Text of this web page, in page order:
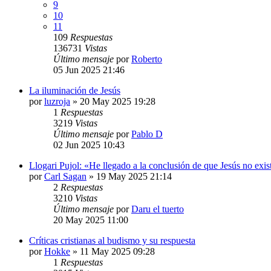
9
10
11
109 Respuestas
136731 Vistas
Último mensaje porRoberto
05 Jun 2025 21:46
La iluminación de Jesús
porluzroja » 20 May 2025 19:28
1 Respuestas
3219 Vistas
Último mensaje porPablo D
02 Jun 2025 10:43
Llogari Pujol: «He llegado a la conclusión de que Jesús no
porCarl Sagan » 19 May 2025 21:14
2 Respuestas
3210 Vistas
Último mensaje porDaru el tuerto
20 May 2025 11:00
Críticas cristianas al budismo y su respuesta
porHokke » 11 May 2025 09:28
1 Respuestas